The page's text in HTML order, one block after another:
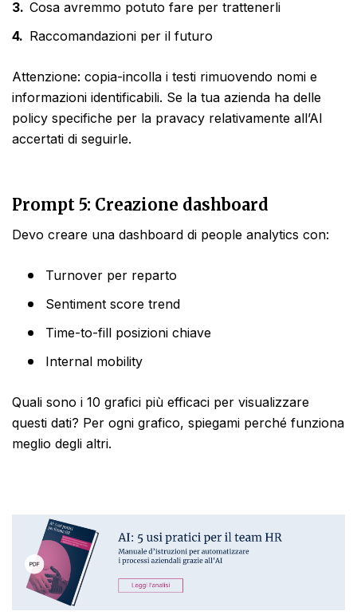
Cosa avremmo potuto fare per trattenerli
Raccomandazioni per il futuro
Attenzione: copia-incolla i testi rimuovendo nomi e
informazioni identificabili. Se la tua azienda ha delle
policy specifiche per la pravacy relativamente all’AI
accertati di seguirle.
Prompt 5: Creazione dashboard
Devo creare una dashboard di people analytics con:
Turnover per reparto
Sentiment score trend
Time-to-fill posizioni chiave
Internal mobility
Quali sono i 10 grafici più efficaci per visualizzare
questi dati? Per ogni grafico, spiegami perché funziona
meglio degli altri.